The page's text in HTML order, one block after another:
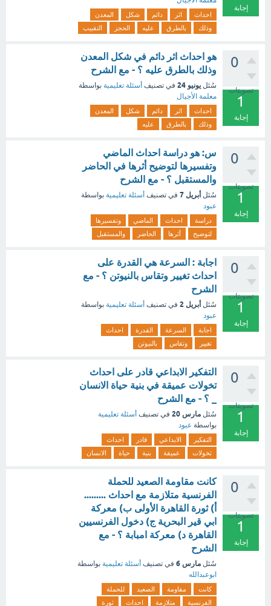
إجابة
احداث اثر دائم شكل
المعدن
وذلك
بالطرق عليه الحجز التقبيب
0
تصويتات
1
إجابة
هو احداث اثر دائم في شكل المعدن
وذلك بالطرق عليه ؟ - مع الشرح
سُئل يونيو 24 في تصنيف أسئلة تعليمية بواسطة
معلمة الأجيال
احداث اثر دائم شكل
المعدن
وذلك
بالطرق عليه
0
تصويتات
1
إجابة
س: هو دراسة احداث الماضي
وتفسيرها لتوضيح أثرها في الحاضر
والمستقبل ؟ - مع الشرح
سُئل أبريل 7 في تصنيف أسئلة تعليمية بواسطة
عبود
دراسة احداث الماضي
وتفسيرها
لتوضيح
أثرها الحاضر والمستقبل
0
تصويتات
1
إجابة
اجابة : السرعة هي القدرة على
احداث تغيير وتقاس بالنيوتن ؟ - مع
الشرح
سُئل أبريل 2 في تصنيف أسئلة تعليمية بواسطة
عبود
اجابة السرعة القدرة
احداث
تغيير
وتقاس بالنيوتن
0
تصويتات
1
إجابة
التفكير الابداعي قادر على احداث
تخولات عميقة في بنية حياة الانسان
_ ؟ - مع الشرح
سُئل مارس 20 في تصنيف أسئلة تعليمية
بواسطة عبود
التفكير الابداعي قادر
احداث
تخولات
عميقة بنية حياة الانسان
0
تصويتات
1
إجابة
كانت مقاومة الصعيد للحملة
الفرنسية متلازمة مع احداث .........
أ) ثورة القاهرة الأولى ب) معركة
ابي قير البحرية ج) دخول الفرنسيين
القاهرة د) معركة امبابة ؟ - مع
الشرح
سُئل مارس 6 في تصنيف أسئلة تعليمية بواسطة
ابوعبدالله
كانت مقاومة الصعيد
للحملة
الفرنسية
متلازمة احداث ثورة